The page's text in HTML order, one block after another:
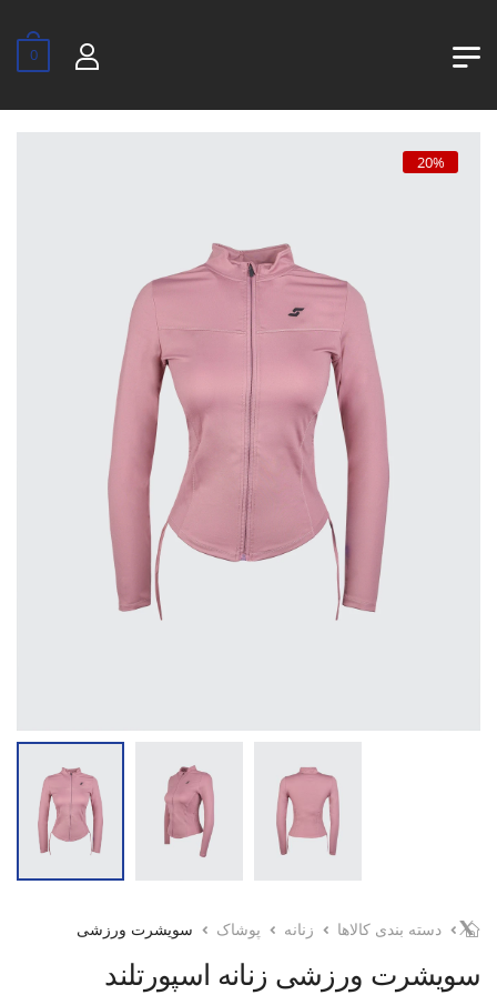
0
20%
دسته بندی کالاها زنانه پوشاک سویشرت ورزشی
سویشرت ورزشی زنانه اسپورتلند